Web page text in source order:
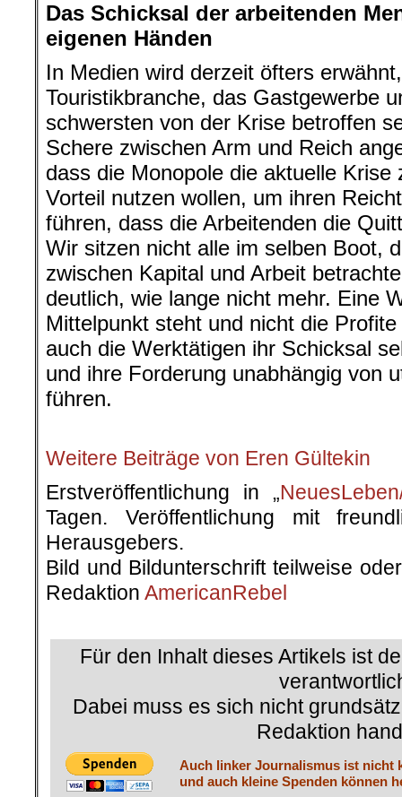
Das Schicksal der arbeitenden
eigenen Händen
In Medien wird derzeit öfters
Touristikbranche, das Gastgewerbe
schwersten von der Krise betroffen
Schere zwischen Arm und Reich
dass die Monopole die aktuelle Krise
Vorteil nutzen wollen, um ihren
führen, dass die Arbeitenden die
Wir sitzen nicht alle im selben Boot,
zwischen Kapital und Arbeit
deutlich, wie lange nicht mehr. Eine
Mittelpunkt steht und nicht die
auch die Werktätigen ihr Schicksal
und ihre Forderung unabhängig von
führen.
Weitere Beiträge von Eren Gültekin
Erstveröffentlichung in „
Tagen. Veröffentlichung mit
Herausgebers.
Bild und Bildunterschrift teilweise
Redaktion AmericanRebel
Für den Inhalt dieses Artikels ist
Dabei muss es sich nicht
Redaktion
Auch linker Journalismus ist nicht
und auch kleine Spenden können